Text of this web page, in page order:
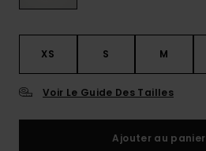
XS S M
Voir Le Guide Des Tailles
Ajouter au panier